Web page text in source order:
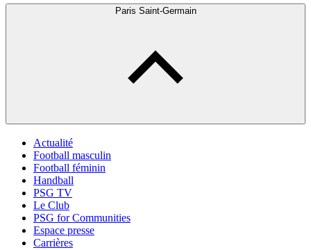
Paris Saint-Germain
Actualité
Football masculin
Football féminin
Handball
PSG TV
Le Club
PSG for Communities
Espace presse
Carrières